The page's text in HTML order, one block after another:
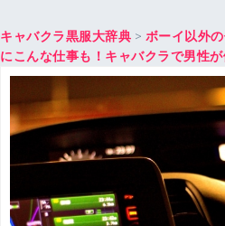
キャバクラ黒服大辞典 > ボーイ以外
にこんな仕事も！キャバクラで男性